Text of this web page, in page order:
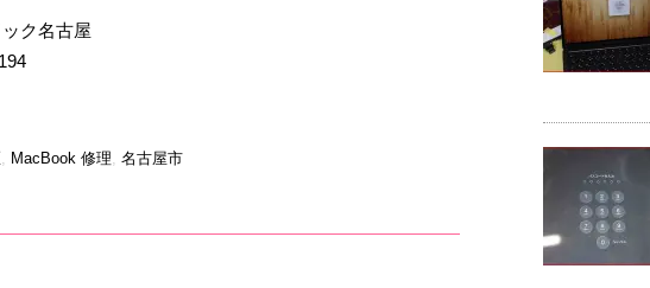
ク名古屋
, MacBook 修理, 名古屋市